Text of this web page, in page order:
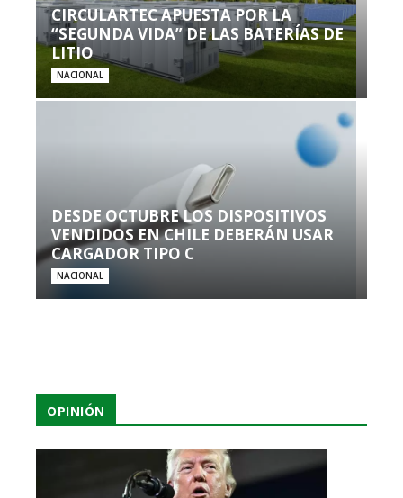
CIRCULARTEC APUESTA POR LA
“SEGUNDA VIDA” DE LAS BATERÍAS DE
LITIO
NACIONAL
DESDE OCTUBRE LOS DISPOSITIVOS
VENDIDOS EN CHILE DEBERÁN USAR
CARGADOR TIPO C
NACIONAL
OPINIÓN